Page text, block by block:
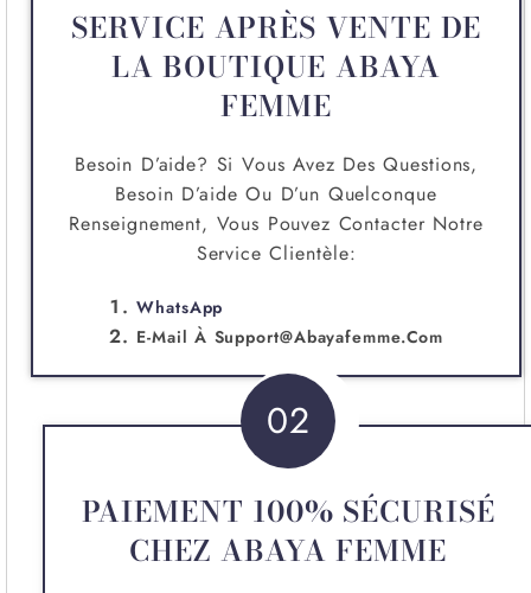
SERVICE APRÈS VENTE DE
LA BOUTIQUE ABAYA
FEMME
Besoin D’aide? Si Vous Avez Des Questions,
Besoin D’aide Ou D’un Quelconque
Renseignement, Vous Pouvez Contacter Notre
Service Clientèle:
WhatsApp
E-Mail À Support@abayafemme.com
02
PAIEMENT 100% SÉCURISÉ
CHEZ ABAYA FEMME